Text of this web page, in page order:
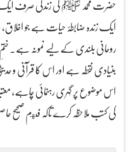
حضرت محمد ﷺ کی زندگی صرف ایک
ایک زندہ ضابطۂ حیات ہے جو
روحانی بلندی کے لیے نمونہ ہے۔ ختمِ
بنیادی نقطہ ہے اور اس کا قرآنی و
اس موضوع پر گہری رہنمائی چاہے،
کی کتب ملاحظہ کرے تاکہ فهم صحیح